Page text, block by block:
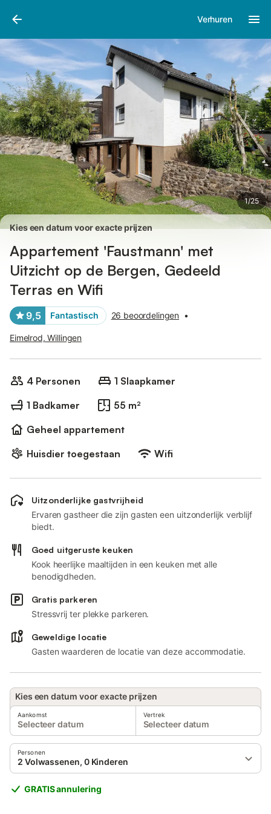
Verhuren
1/25
Afbeeldingen
Kies een datum voor exacte prijzen
Appartement 'Faustmann' met
Uitzicht op de Bergen, Gedeeld
Terras en Wifi
9,5 Fantastisch 26 beoordelingen •
Eimelrod, Willingen
4 Personen
1 Slaapkamer
1 Badkamer
55 m²
Geheel appartement
Huisdier toegestaan
Wifi
Uitzonderlijke gastvrijheid
Ervaren gastheer die zijn gasten een uitzonderlijk verblijf
biedt.
Goed uitgeruste keuken
Kook heerlijke maaltijden in een keuken met alle
benodigdheden.
Gratis parkeren
Stressvrij ter plekke parkeren.
Geweldige locatie
Gasten waarderen de locatie van deze accommodatie.
Kies een datum voor exacte prijzen
Aankomst
Selecteer datum
Vertrek
Selecteer datum
Personen
2 Volwassenen, 0 Kinderen
GRATIS annulering